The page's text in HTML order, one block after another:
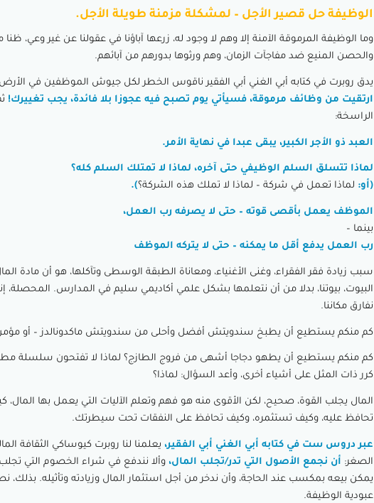
الوظيفة حل قصير الأجل – لمشكلة مزمنة طويلة الأجل.
وما الوظيفة المرموقة الآمنة إلا وهم لا وجود له، زرعها آباؤنا في عقولنا عن غير وعي، ظنا
والحصن المنيع ضد مفاجآت الزمان، وهم ورثوها بدورهم من آبائهم.
يدق روبرت في كتابه أبي الغني أبي الفقير ناقوس الخطر لكل جيوش الموظفين في
ارتقيت من وظائف مرموقة، فسيأتي يوم تصبح فيه عجوزا بلا فائدة، يجب تغييرك!
الراسخة:
العبد ذو الأجر الكبير، يبقى عبدا في نهاية الأمر.
لماذا تتسلق السلم الوظيفي حتى آخره، لماذا لا تمتلك السلم كله؟
(أو: لماذا تعمل في شركة – لماذا لا تملك هذه الشركة؟).
الموظف يعمل بأقصى قوته – حتى لا يصرفه رب العمل،
بينما –
رب العمل يدفع أقل ما يمكنه – حتى لا يتركه الموظف
سبب زيادة فقر الفقراء، وغنى الأغنياء، ومعاناة الطبقة الوسطى وتآكلها، هو أن مادة
البيوت، بيوتنا، بدلا من أن نتعلمها بشكل علمي أكاديمي سليم في المدارس. المحصلة، إننا
نفارق مكاننا.
كم منكم يستطيع أن يطبخ سندويتش أفضل وأحلى من سندويتش ماكدونالدز – أو
كم منكم يستطيع أن يطهو دجاجا أشهى من فروج الطازج؟ لماذا لا تفتحون سلسلة
كرر ذات المثل على أشياء أخرى، وأعد السؤال: لماذا؟
المال يجلب القوة، صحيح، لكن الأقوى منه هو فهم وتعلم الآليات التي يعمل بها
تحافظ عليه، وكيف تستثمره، وكيف تحافظ على النفقات تحت سيطرتك.
عبر دروس ست في كتابه أبي الغني أبي الفقير، يعلمنا لنا روبرت كيوساكي الثقافة
الصغر: أن نجمع الأصول التي تدر/تجلب المال، وألا نندفع في شراء الخصوم التي تجلب
يمكن بيعه بمكسب عند الحاجة، وأن ندخر من أجل استثمار المال وزيادته وتأثيله. بذلك،
عبودية الوظيفة.